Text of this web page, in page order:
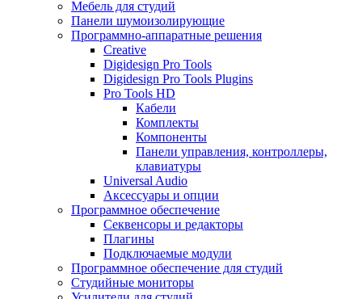
Мебель для студий
Панели шумоизолирующие
Программно-аппаратные решения
Creative
Digidesign Pro Tools
Digidesign Pro Tools Plugins
Pro Tools HD
Кабели
Комплекты
Компоненты
Панели управления, контроллеры,
клавиатуры
Universal Audio
Аксессуары и опции
Программное обеспечение
Cеквенсоры и редакторы
Плагины
Подключаемые модули
Программное обеспечение для студий
Студийные мониторы